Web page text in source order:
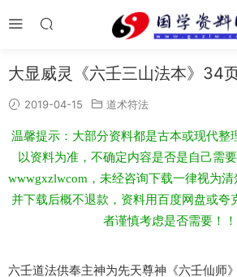
大显威灵《六壬三山法本》34
2019-04-15 道术符法
温馨提示：大部分资料都是古本或现代整
以资料为准，不确定内容是否是自己需
wwwgxzlwcom，未经咨询下载一律视为
并下载后概不退款，资料用百度网盘或夸
者谨慎考虑是否需要！！
六壬道法供奉主神为先天尊神《六壬仙师